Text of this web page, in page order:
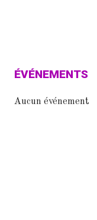
ÉVÉNEMENTS
Aucun événement